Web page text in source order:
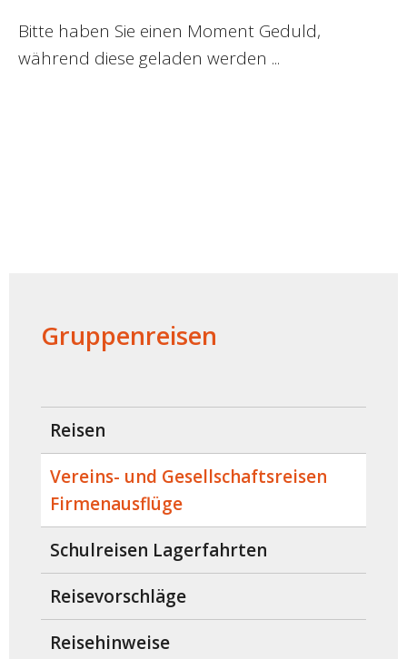
Gruppenreisen
Reisen
Vereins- und Gesellschaftsreisen
Firmenausflüge
Schulreisen Lagerfahrten
Reisevorschläge
Reisehinweise
Bitte haben Sie einen Moment Geduld,
während diese geladen werden ...